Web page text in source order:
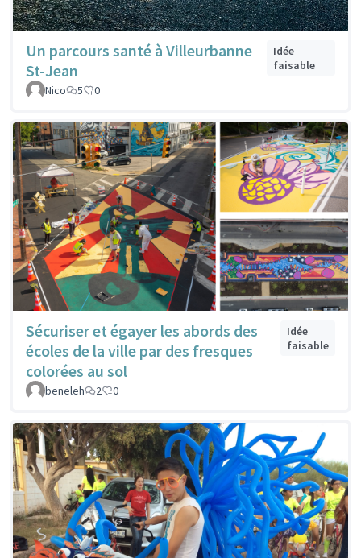
Un parcours santé à Villeurbanne
St-Jean
Idée
faisable
Nico
5 0
Sécuriser et égayer les abords des
écoles de la ville par des fresques
colorées au sol
Idée
faisable
beneleh 2 0